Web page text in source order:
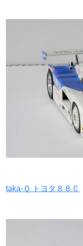
taka-Ｑ トヨタ８８Ｃ